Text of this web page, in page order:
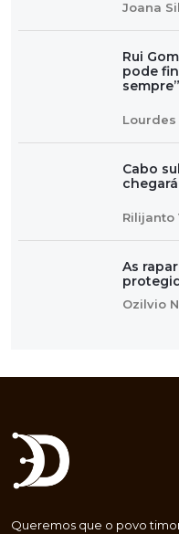
Joana
Rui
pode
sempre”
Cabo
Rilijanto
As
Ozilvio
Queremos que o povo